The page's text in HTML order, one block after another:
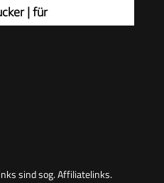
| für
zu 3 Jahre
sind sog. Affiliatelinks.